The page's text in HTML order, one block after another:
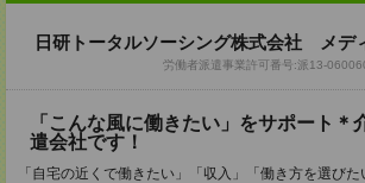
日研トータルソーシング株式会社 メデ
労働者派遣事業許可番号:派13-
「こんな風に働きたい」をサポート＊
遣会社です！
「自宅の近くで働きたい」「収入」「働き方を選び